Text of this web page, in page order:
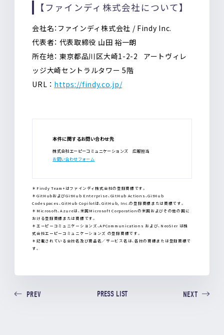
【ファインディ株式会社について】
会社名：ファインディ株式会社 / Findy Inc.
代表者： 代表取締役 山田 裕一朗
所在地： 東京都品川区大崎1-2-2 アートヴィレ
ッジ大崎セントラルタワー 5階
URL ： https://findy.co.jp/
本件に関するお問い合わせ先
株式会社エーピーコミュニケーションズ 広報担当
お問い合わせフォーム
＊Findy Team+はファインディ株式会社の登録商標です。
＊GitHubおよびGitHub Enterprise、GitHub Actions、GitHub
Codespaces、GitHub Copilotは、GitHub, Inc.の登録商標または商標です。
＊Microsoft、Azureは、米国Microsoft Corporationの米国およびその他の国に
おける登録商標または商標です。
＊エーピーコミュニケーションズ、APCommunications および、NeoSIer は株
式会社エーピーコミュニケーションズ の登録商標です。
＊記載されている会社名及び商品名／サービス名は、各社の商標または登録商標で
す。
PREV PRESS LIST NEXT